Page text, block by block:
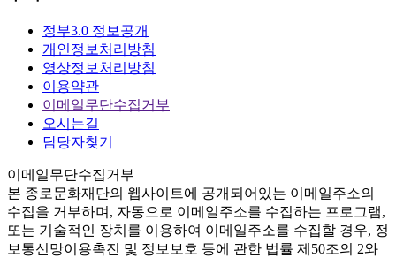
정부3.0 정보공개
개인정보처리방침
영상정보처리방침
이용약관
이메일무단수집거부
오시는길
담당자찾기
이메일무단수집거부
본 종로문화재단의 웹사이트에 공개되어있는 이메일주소의
수집을 거부하며, 자동으로 이메일주소를 수집하는 프로그램,
또는 기술적인 장치를 이용하여 이메일주소를 수집할 경우, 정
보통신망이용촉진 및 정보보호 등에 관한 법률 제50조의 2와